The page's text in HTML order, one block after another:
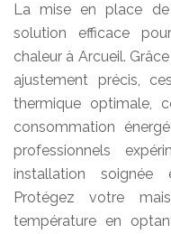
La mise en place
solution efficace
chaleur à Arcueil.
ajustement précis,
thermique optimale,
consommation
professionnels
installation soignée
Protégez votre
température en